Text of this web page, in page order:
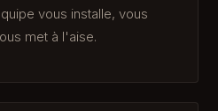
vous installe, vous
met à l'aise.